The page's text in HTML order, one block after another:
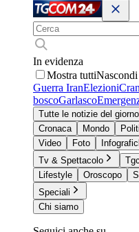
In evidenza
Mostra tuttiNascondi
Guerra IranElezioni
boscoGarlasco
Tutte le notizie del giorno
Cronaca
Mondo
Video
Foto
Tv & Spettacolo
Lifestyle
Oroscopo
Speciali
Chi siamo